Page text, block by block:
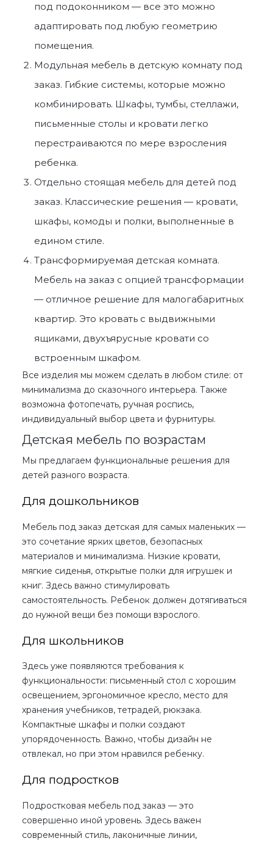
под подоконником — все это можно
адаптировать под любую геометрию
помещения.
Модульная мебель в детскую комнату под
заказ. Гибкие системы, которые можно
комбинировать. Шкафы, тумбы, стеллажи,
письменные столы и кровати легко
перестраиваются по мере взросления
ребенка.
Отдельно стоящая мебель для детей под
заказ. Классические решения — кровати,
шкафы, комоды и полки, выполненные в
едином стиле.
Трансформируемая детская комната.
Мебель на заказ с опцией трансформации
— отличное решение для малогабаритных
квартир. Это кровать с выдвижными
ящиками, двухъярусные кровати со
встроенным шкафом.
Все изделия мы можем сделать в любом стиле: от
минимализма до сказочного интерьера. Также
возможна фотопечать, ручная роспись,
индивидуальный выбор цвета и фурнитуры.
Детская мебель по возрастам
Мы предлагаем функциональные решения для
детей разного возраста.
Для дошкольников
Мебель под заказ детская для самых маленьких —
это сочетание ярких цветов, безопасных
материалов и минимализма. Низкие кровати,
мягкие сиденья, открытые полки для игрушек и
книг. Здесь важно стимулировать
самостоятельность. Ребенок должен дотягиваться
до нужной вещи без помощи взрослого.
Для школьников
Здесь уже появляются требования к
функциональности: письменный стол с хорошим
освещением, эргономичное кресло, место для
хранения учебников, тетрадей, рюкзака.
Компактные шкафы и полки создают
упорядоченность. Важно, чтобы дизайн не
отвлекал, но при этом нравился ребенку.
Для подростков
Подростковая мебель под заказ — это
совершенно иной уровень. Здесь важен
современный стиль, лаконичные линии,